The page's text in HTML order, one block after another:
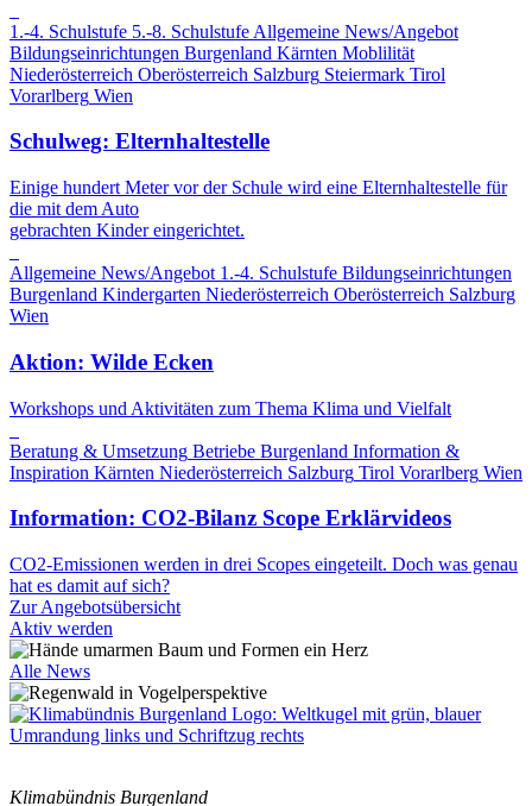
1.-4. Schulstufe 5.-8. Schulstufe Allgemeine News/Angebot
Bildungseinrichtungen Burgenland Kärnten Moblilität
Niederösterreich Oberösterreich Salzburg Steiermark Tirol
Vorarlberg Wien
Schulweg: Elternhaltestelle
Einige hundert Meter vor der Schule wird eine Elternhaltestelle für
die mit dem Auto
gebrachten Kinder eingerichtet.
Allgemeine News/Angebot 1.-4. Schulstufe Bildungseinrichtungen
Burgenland Kindergarten Niederösterreich Oberösterreich Salzburg
Wien
Aktion: Wilde Ecken
Workshops und Aktivitäten zum Thema Klima und Vielfalt
Beratung & Umsetzung Betriebe Burgenland Information &
Inspiration Kärnten Niederösterreich Salzburg Tirol Vorarlberg Wien
Information: CO2-Bilanz Scope Erklärvideos
CO2-Emissionen werden in drei Scopes eingeteilt. Doch was genau
hat es damit auf sich?
Zur Angebotsübersicht
Aktiv werden
Alle News
Klimabündnis Burgenland